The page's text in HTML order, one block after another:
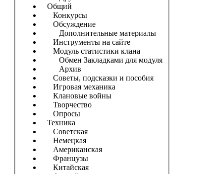
Общий
Конкурсы
Обсуждение
Дополнительные материалы
Инструменты на сайте
Модуль статистики клана
Обмен Закладками для модуля
Архив
Советы, подсказки и пособия
Игровая механика
Клановые войны
Творчество
Опросы
Техника
Советская
Немецкая
Американская
Французы
Китайская